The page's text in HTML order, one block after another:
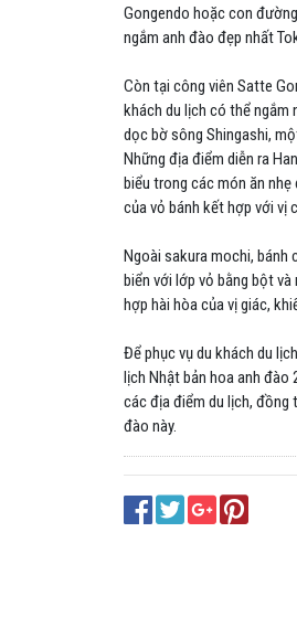
Gongendo hoặc con
ngắm anh đào đẹp nhất
Còn tại công viên Satte
khách du lịch có thể ngắm
dọc bờ sông Shingashi,
Những địa điểm diễn ra
biểu trong các món ăn
của vỏ bánh kết hợp với vị
Ngoài sakura mochi, bánh
biển với lớp vỏ bằng bột
hợp hài hòa của vị giác,
Để phục vụ du khách du
lịch Nhật bản hoa anh đào
các địa điểm du lịch, đồng
đào này.